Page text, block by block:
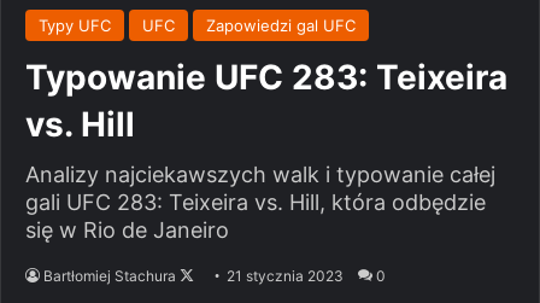
Typy UFC UFC Zapowiedzi gal UFC
Typowanie UFC 283: Teixeira
vs. Hill
Analizy najciekawszych walk i typowanie całej
gali UFC 283: Teixeira vs. Hill, która odbędzie
się w Rio de Janeiro
Bartłomiej Stachura
Follow21 stycznia 2023 0